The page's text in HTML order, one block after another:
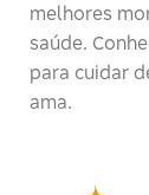
melhores
saúde.
para cuidar
ama.